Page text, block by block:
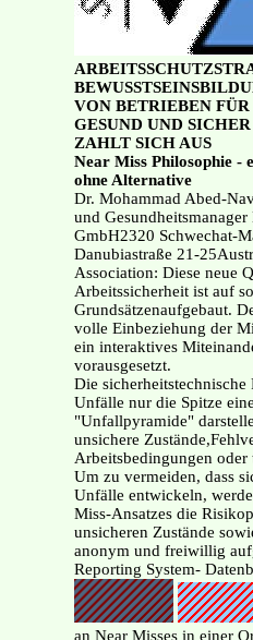
VON BETRIEBEN
GESUND UND
ZAHLT SICH AUS
Near Miss Philosophie -
ohne Alternative
Dr. Mohammad Abed-
und
GmbH2320 Schwechat-
Danubiastraße 21-
Association: Diese neue
Arbeitssicherheit ist auf
Grundsätzenaufgebaut.
volle Einbeziehung der
ein interaktives
vorausgesetzt.
Die sicherheitstechnische
Unfälle nur die Spitze
"Unfallpyramide"
unsichere
Arbeitsbedingungen oder
Um zu vermeiden, dass
Unfälle entwickeln,
Miss-Ansatzes die
unsicheren Zustände
anonym und freiwillig
Reporting System-
an Near Misses in einer